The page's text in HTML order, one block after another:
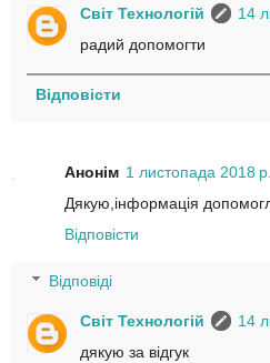
Світ Технологій
14
радий допомогти
Відповісти
Анонім 1 листопада 2018
Дякую,інформація
Відповісти
Відповіді
Світ Технологій
14
дякую за відгук